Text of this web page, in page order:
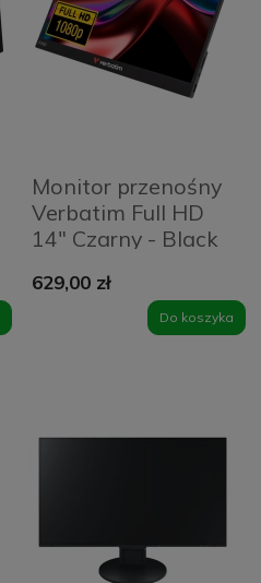
Monitor przenośny
Verbatim Full HD
14" Czarny - Black
629,00 zł
Do koszyka